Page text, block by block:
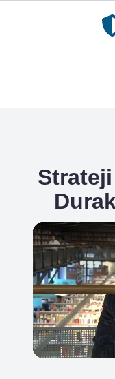
Strateji